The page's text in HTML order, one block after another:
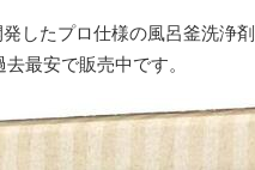
したプロ仕様の風呂釜洗浄
最安で販売中です。